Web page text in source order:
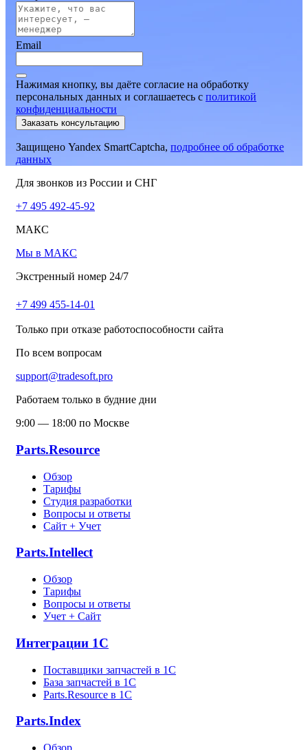
Email
Нажимая кнопку, вы даёте согласие на обработку
персональных данных и соглашаетесь c политикой
конфиденциальности
Заказать консультацию
Защищено Yandex SmartCaptcha, подробнее об обработке
данных
Для звонков из России и СНГ
+7 495 492-45-92
МАКС
Мы в МАКС
Экстренный номер 24/7
+7 499 455-14-01
Только при отказе работоспособности сайта
По всем вопросам
support@tradesoft.pro
Работаем только в будние дни
9:00 — 18:00 по Москве
Parts.Resource
Обзор
Тарифы
Студия разработки
Вопросы и ответы
Сайт + Учет
Parts.Intellect
Обзор
Тарифы
Вопросы и ответы
Учет + Сайт
Интеграции 1С
Поставщики запчастей в 1C
База запчастей в 1С
Parts.Resource в 1C
Parts.Index
Обзор